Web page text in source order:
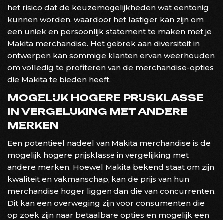
het risico dat de keuzemogelijkheden wat eentonig
kunnen worden, waardoor het lastiger kan zijn om
een uniek en persoonlijk statement te maken met je
Makita merchandise. Het gebrek aan diversiteit in
ontwerpen kan sommige klanten ervan weerhouden
om volledig te profiteren van de merchandise-opties
die Makita te bieden heeft.
MOGELIJK HOGERE PRIJSKLASSE
IN VERGELIJKING MET ANDERE
MERKEN
Een potentieel nadeel van Makita merchandise is de
mogelijk hogere prijsklasse in vergelijking met
andere merken. Hoewel Makita bekend staat om zijn
kwaliteit en vakmanschap, kan de prijs van hun
merchandise hoger liggen dan die van concurrenten.
Dit kan een overweging zijn voor consumenten die
op zoek zijn naar betaalbare opties en mogelijk een